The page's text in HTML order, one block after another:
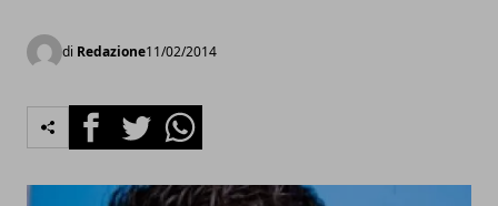
di Redazione11/02/2014
FacebookTwitterWhatsapp